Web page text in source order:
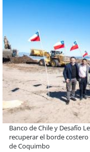
Educación y colaboración
encuentro reunió a